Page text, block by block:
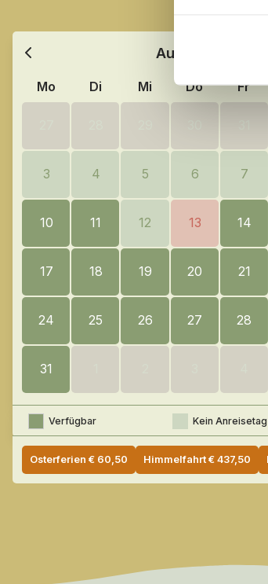
August
Mo Di Mi Do Fr
3 4 5 6 7
10 11 12 13 14
17 18 19 20 21
24 25 26 27 28
31
Verfügbar Kein Anreisetag
Osterferien € 60,50 Himmelfahrt €437,50